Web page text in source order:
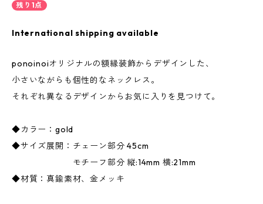
残り1点
International shipping available
ponoinoiオリジナルの額縁装飾からデザインした、
小さいながらも個性的なネックレス。
それぞれ異なるデザインからお気に入りを見つけて。
◆カラー：gold
◆サイズ展開：チェーン部分 45cm
モチーフ部分 縦:14mm 横:21mm
◆材質：真鍮素材、金メッキ